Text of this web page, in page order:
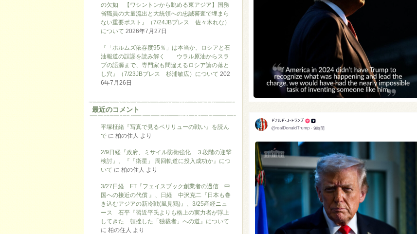
の欠如 【ワシントンから眺める東アジア】国務
省職員の大量流出と大統領への忠誠審査で埋まら
ない重要ポスト』（7/24JBプレス 佐々木れな）
について 2026年7月27日
『「ホルムズ依存度95％」は本当か、ロシアと石
油報道の誤謬を読み解く ウラル原油からスラ
ブの語源まで、専門家も間違えるロシア論の落と
し穴』（7/23JBプレス 杉浦敏広）について 202
6年7月26日
最近のコメント
平塚柾緒『写真で見るペリリューの戦い』を読ん
で に 柏の住人 より
2/9日経『政府、ミサイル防衛強化 ３段階の迎撃
検討』、『「衛星」 周回軌道に投入成功か』につ
いて に 柏の住人 より
3/27日経 FT『フェイスブック創業者の過信 中
国への接近の代償 』、日経 中沢克二『日本も巻
き込むアジアの新冷戦(風見鶏)』、3/25産経ニュ
ース 石平『習近平氏よりも格上の実力者が浮上
してきた 頓挫した「独裁者」への道』について
に 柏の住人 より